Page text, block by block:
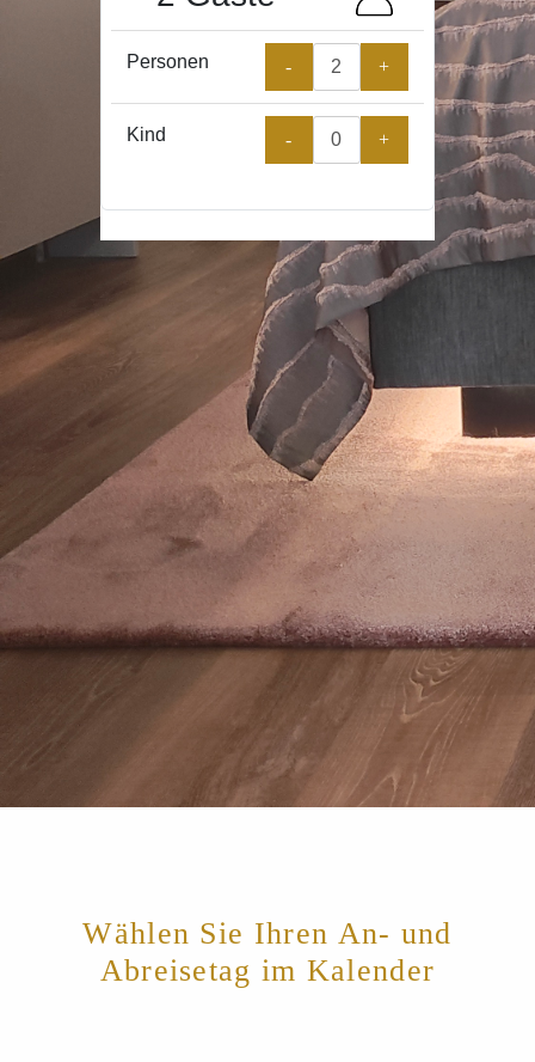
Personen - +
Kind - +
Wählen Sie Ihren An- und
Abreisetag im Kalender